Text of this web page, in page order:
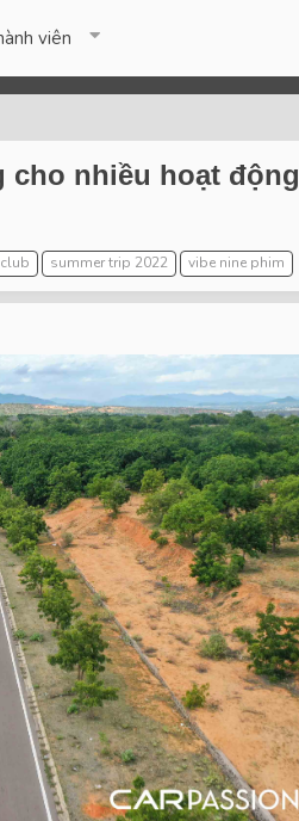
viên
nhiều hoạt
summer trip 2022 vibe nine phim